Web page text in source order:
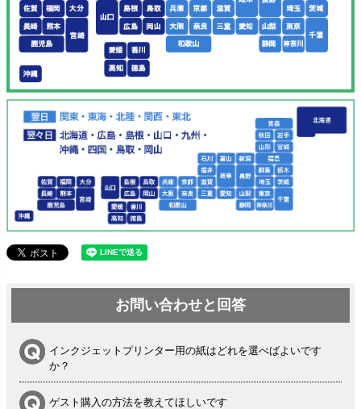
お問い合わせと回答
インクジェットプリンター用の紙はどれを選べばよいです
か？
ゲスト購入の方法を教えてほしいです